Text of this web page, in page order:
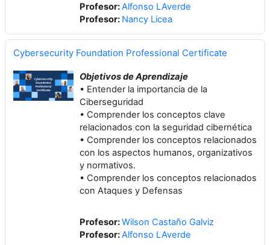
Profesor:Alfonso LAverde
Profesor: Nancy Licea
Cybersecurity Foundation Professional Certificate
Objetivos de Aprendizaje
• Entender la importancia de la
Ciberseguridad
• Comprender los conceptos clave
relacionados con la seguridad cibernética
• Comprender los conceptos relacionados
con los aspectos humanos, organizativos
y normativos.
• Comprender los conceptos relacionados
con Ataques y Defensas
Profesor:Wilson Castaño Galviz
Profesor:Alfonso LAverde